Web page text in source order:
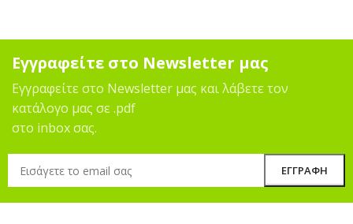
Εγγραφείτε στο Newsletter μας
Εγγραφείτε στο Newsletter μας και λάβετε τον
κατάλογο μας σε .pdf
στο inbox σας.